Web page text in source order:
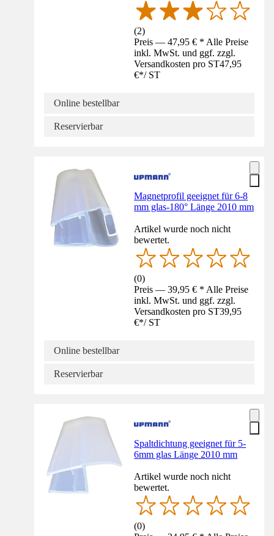
(2)
Preis — 47,95 € * Alle Preise
inkl. MwSt. und ggf. zzgl.
Versandkosten pro ST47,95
€*/ ST
Online bestellbar
Reservierbar
Magnetprofil geeignet für 6-8
mm glas-180° Länge 2010 mm
Artikel wurde noch nicht
bewertet.
(0)
Preis — 39,95 € * Alle Preise
inkl. MwSt. und ggf. zzgl.
Versandkosten pro ST39,95
€*/ ST
Online bestellbar
Reservierbar
Spaltdichtung geeignet für 5-
6mm glas Länge 2010 mm
Artikel wurde noch nicht
bewertet.
(0)